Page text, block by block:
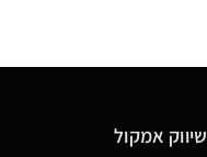
שיווק אמקול